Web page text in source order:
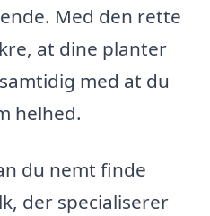
Med den rette
at dine planter
med at du
helhed.
du nemt finde
der specialiserer